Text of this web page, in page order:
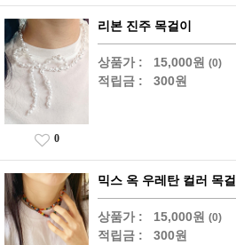
리본 진주 목걸이
상품가 : 15,000원 (0)
적립금 : 300원
0
믹스 옥 우레탄 컬러 목걸
상품가 : 15,000원 (0)
적립금 : 300원